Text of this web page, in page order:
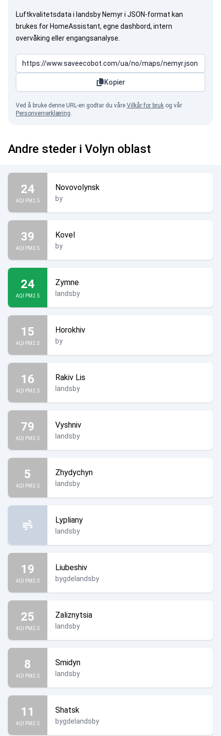
Luftkvalitetsdata i landsby Nemyr i JSON-format kan
brukes for HomeAssistant, egne dashbord, intern
overvåking eller engangsanalyse.
Kopier
Ved å bruke denne URL-en godtar du våre Vilkår for bruk og vår
Personvernerklæring.
Andre steder i Volyn oblast
24
AQI PM2.5
Novovolynsk
by
39
AQI PM2.5
Kovel
by
24
AQI PM2.5
Zymne
landsby
15
AQI PM2.5
Horokhiv
by
16
AQI PM2.5
Rakiv Lis
landsby
79
AQI PM2.5
Vyshniv
landsby
5
AQI PM2.5
Zhydychyn
landsby
Lypliany
landsby
19
AQI PM2.5
Liubeshiv
bygdelandsby
25
AQI PM2.5
Zaliznytsia
landsby
8
AQI PM2.5
Smidyn
landsby
11
AQI PM2.5
Shatsk
bygdelandsby